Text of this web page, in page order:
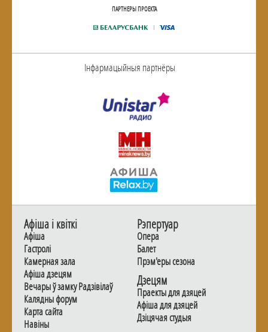
ПАРТНЕРЫ ПРОЕКТА
Інфармацыйныя партнёры
Афiша i квiткi
Афiша
Гастролi
Камерная зала
Афiша дзецям
Вечары ў замку Радзiвiлаў
Калядны форум
Карта сайта
Навiны
Рэпертуар
Опера
Балет
Прэм'еры сезона
Дзецям
Праекты для дзяцей
Афiша для дзяцей
Дзiцячая студыя